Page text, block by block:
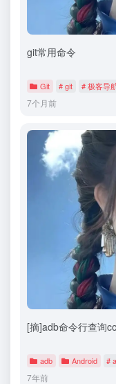
git常用命令
Git # git # 极客导
7个月前
[摘]adb命令行查询
adb Android #
7年前